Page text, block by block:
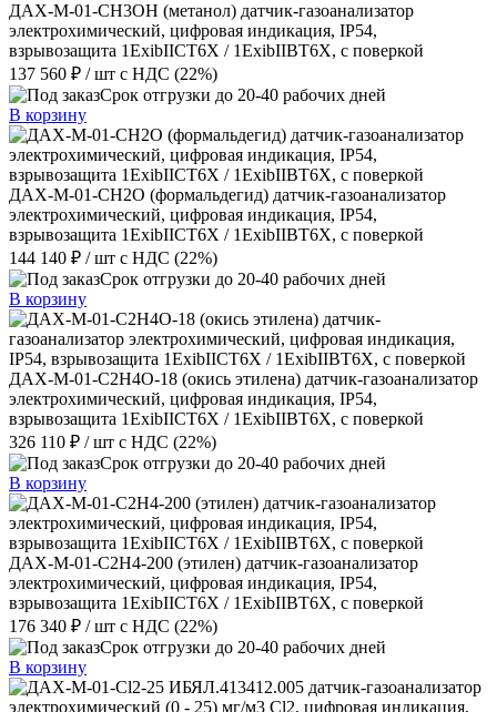
ДАХ-М-01-CH3OH (метанол) датчик-газоанализатор
электрохимический, цифровая индикация, IP54,
взрывозащита 1ExibIICT6X / 1ExibIIBT6X, с поверкой
137 560 ₽ / шт с НДС (22%)
Срок отгрузки до 20-40 рабочих дней
В корзину
ДАХ-М-01-CH2O (формальдегид) датчик-газоанализатор
электрохимический, цифровая индикация, IP54,
взрывозащита 1ExibIICT6X / 1ExibIIBT6X, с поверкой
144 140 ₽ / шт с НДС (22%)
Срок отгрузки до 20-40 рабочих дней
В корзину
ДАХ-М-01-C2H4O-18 (окись этилена) датчик-газоанализатор
электрохимический, цифровая индикация, IP54,
взрывозащита 1ExibIICT6X / 1ExibIIBT6X, с поверкой
326 110 ₽ / шт с НДС (22%)
Срок отгрузки до 20-40 рабочих дней
В корзину
ДАХ-М-01-C2H4-200 (этилен) датчик-газоанализатор
электрохимический, цифровая индикация, IP54,
взрывозащита 1ExibIICT6X / 1ExibIIBT6X, с поверкой
176 340 ₽ / шт с НДС (22%)
Срок отгрузки до 20-40 рабочих дней
В корзину